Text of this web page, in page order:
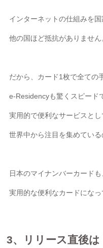
インターネットの仕組みを国
他の国ほど抵抗がありません
だから、カード1枚で全ての
e-Residencyも驚くスピード
実用的で便利なサービスとし
世界中から注目を集めている
日本のマイナンバーカードも
実用的な便利なカードになっ
3、リリース直後